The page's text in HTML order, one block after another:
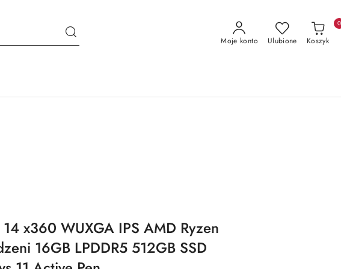
Moje konto Ulubione Koszyk
0
x360 WUXGA IPS AMD Ryzen
16GB LPDDR5 512GB SSD